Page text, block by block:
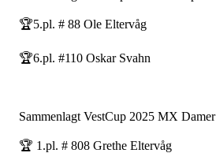
🏆5.pl. # 88 Ole Eltervåg
🏆6.pl. #110 Oskar Svahn
Sammenlagt VestCup 2025 MX Damer
🏆 1.pl. # 808 Grethe Eltervåg